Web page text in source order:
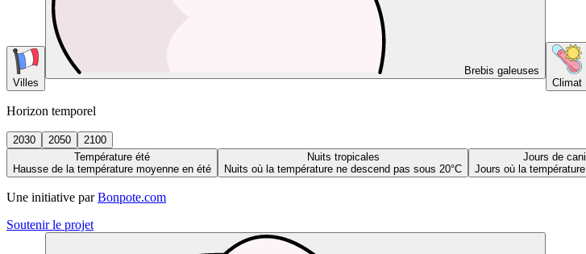
Villes
Brebis galeuses
Climat
Horizon temporel
2030 2050
2100
Température été
Hausse de la température moyenne en été
Nuits tropicales
Nuits où la température ne descend pas sous 20°C
Jours de
Jours où la
Une initiative par Bonpote.com
Soutenir le projet